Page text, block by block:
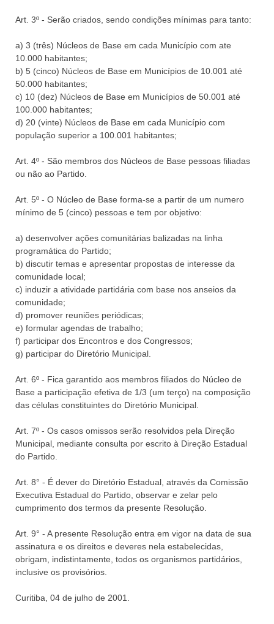
Art. 3º - Serão criados, sendo condições mínimas para tanto:
a) 3 (três) Núcleos de Base em cada Município com ate
10.000 habitantes;
b) 5 (cinco) Núcleos de Base em Municípios de 10.001 até
50.000 habitantes;
c) 10 (dez) Núcleos de Base em Municípios de 50.001 até
100.000 habitantes;
d) 20 (vinte) Núcleos de Base em cada Município com
população superior a 100.001 habitantes;
Art. 4º - São membros dos Núcleos de Base pessoas filiadas
ou não ao Partido.
Art. 5º - O Núcleo de Base forma-se a partir de um numero
mínimo de 5 (cinco) pessoas e tem por objetivo:
a) desenvolver ações comunitárias balizadas na linha
programática do Partido;
b) discutir temas e apresentar propostas de interesse da
comunidade local;
c) induzir a atividade partidária com base nos anseios da
comunidade;
d) promover reuniões periódicas;
e) formular agendas de trabalho;
f) participar dos Encontros e dos Congressos;
g) participar do Diretório Municipal.
Art. 6º - Fica garantido aos membros filiados do Núcleo de
Base a participação efetiva de 1/3 (um terço) na composição
das células constituintes do Diretório Municipal.
Art. 7º - Os casos omissos serão resolvidos pela Direção
Municipal, mediante consulta por escrito à Direção Estadual
do Partido.
Art. 8° - É dever do Diretório Estadual, através da Comissão
Executiva Estadual do Partido, observar e zelar pelo
cumprimento dos termos da presente Resolução.
Art. 9° - A presente Resolução entra em vigor na data de sua
assinatura e os direitos e deveres nela estabelecidas,
obrigam, indistintamente, todos os organismos partidários,
inclusive os provisórios.
Curitiba, 04 de julho de 2001.